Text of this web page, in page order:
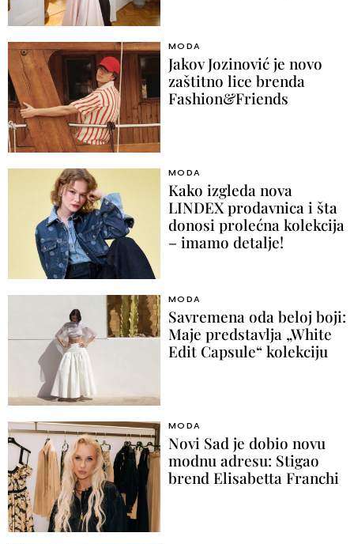
MODA
Jakov Jozinović je novo
zaštitno lice brenda
Fashion&Friends
MODA
Kako izgleda nova
LINDEX prodavnica i šta
donosi prolećna kolekcija
– imamo detalje!
MODA
Savremena oda beloj boji:
Maje predstavlja „White
Edit Capsule“ kolekciju
MODA
Novi Sad je dobio novu
modnu adresu: Stigao
brend Elisabetta Franchi